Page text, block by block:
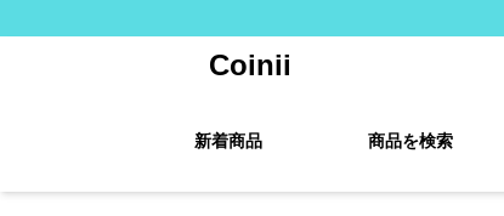
Coinii
新着商品 商品を検索